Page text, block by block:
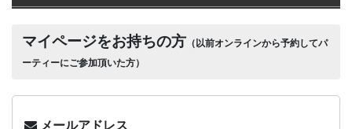
マイページをお持ちの方 （以前オンラインから予約してパ
ーティーにご参加頂いた方）
メールアドレス